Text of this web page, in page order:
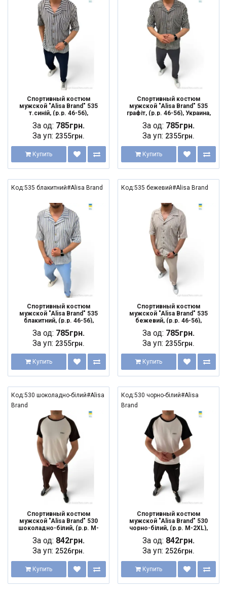
Спортивный костюм
мужской "Alisa Brand" 535
т.синій, (р.р. 46-56),
За од: 785грн.
За уп: 2355грн.
Купить
Спортивный костюм
мужской "Alisa Brand" 535
графіт, (р.р. 46-56), Украина,
За од: 785грн.
За уп: 2355грн.
Купить
Код:535 блакитний#Alisa Brand
Спортивный костюм
мужской "Alisa Brand" 535
блакитний, (р.р. 46-56),
За од: 785грн.
За уп: 2355грн.
Купить
Код:535 бежевий#Alisa Brand
Спортивный костюм
мужской "Alisa Brand" 535
бежевий, (р.р. 46-56),
За од: 785грн.
За уп: 2355грн.
Купить
Код:530 шоколадно-білий#Alisa
Brand
Спортивный костюм
мужской "Alisa Brand" 530
шоколадно-білий, (р.р. M-
За од: 842грн.
За уп: 2526грн.
Купить
Код:530 чорно-білий#Alisa
Brand
Спортивный костюм
мужской "Alisa Brand" 530
чорно-білий, (р.р. M-2XL),
За од: 842грн.
За уп: 2526грн.
Купить